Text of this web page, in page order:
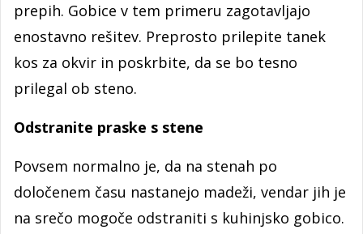
prepih. Gobice v tem primeru zagotavljajo
enostavno rešitev. Preprosto prilepite tanek
kos za okvir in poskrbite, da se bo tesno
prilegal ob steno.
Odstranite praske s stene
Povsem normalno je, da na stenah po
določenem času nastanejo madeži, vendar jih je
na srečo mogoče odstraniti s kuhinjsko gobico.